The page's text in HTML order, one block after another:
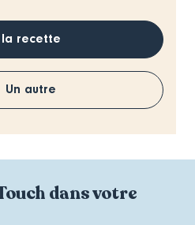
la recette
Un autre
dans votre